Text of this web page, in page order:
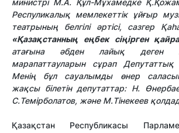
министрі М.А. Құл-Мұхамедке
Респуликалық мемлекеттік ұйғыр
театрының белгілі әртісі, сазгер
«Қазақстанның еңбек сіңірген
атағына әбден лайық деген
марапаттауларын сұрап Депутаттық
Менің бұл сауалымды өнер
жақсы білетін депутаттар: Н.
С.Темірболатов, және М.Тінекеев
Қазақстан Республикасы